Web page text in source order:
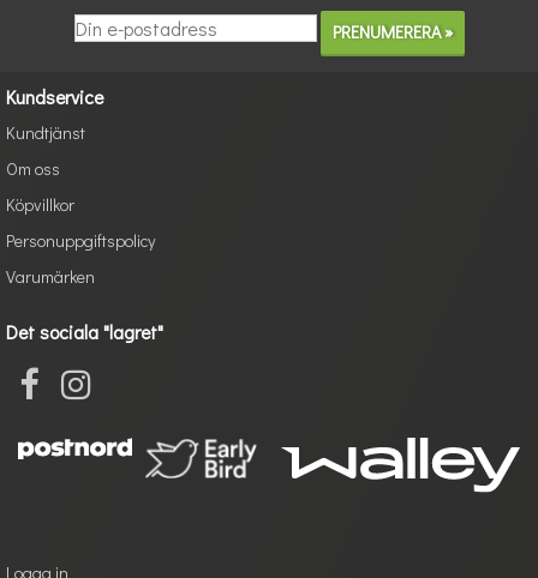
Kundservice
Kundtjänst
Om oss
Köpvillkor
Personuppgiftspolicy
Varumärken
Det sociala "lagret"
Logga in